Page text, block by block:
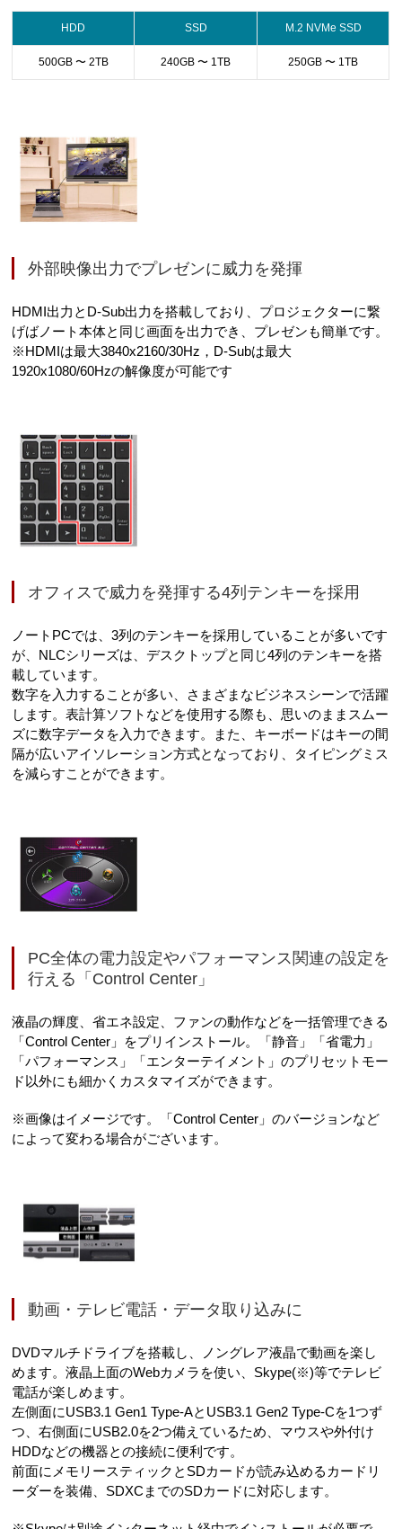
HDD SSD M.2 NVMe SSD
500GB 〜 2TB 240GB 〜 1TB 250GB 〜 1TB
外部映像出力でプレゼンに威力を発揮
HDMI出力とD-Sub出力を搭載しており、プロジェクターに繋
げばノート本体と同じ画面を出力でき、プレゼンも簡単です。
※HDMIは最大3840x2160/30Hz，D-Subは最大
1920x1080/60Hzの解像度が可能です
オフィスで威力を発揮する4列テンキーを採用
ノートPCでは、3列のテンキーを採用していることが多いです
が、NLCシリーズは、デスクトップと同じ4列のテンキーを搭
載しています。
数字を入力することが多い、さまざまなビジネスシーンで活躍
します。表計算ソフトなどを使用する際も、思いのままスムー
ズに数字データを入力できます。また、キーボードはキーの間
隔が広いアイソレーション方式となっており、タイピングミス
を減らすことができます。
PC全体の電力設定やパフォーマンス関連の設定を
行える「Control Center」
液晶の輝度、省エネ設定、ファンの動作などを一括管理できる
「Control Center」をプリインストール。「静音」「省電力」
「パフォーマンス」「エンターテイメント」のプリセットモー
ド以外にも細かくカスタマイズができます。
※画像はイメージです。「Control Center」のバージョンなど
によって変わる場合がございます。
動画・テレビ電話・データ取り込みに
DVDマルチドライブを搭載し、ノングレア液晶で動画を楽し
めます。液晶上面のWebカメラを使い、Skype(※)等でテレビ
電話が楽しめます。
左側面にUSB3.1 Gen1 Type-AとUSB3.1 Gen2 Type-Cを1つず
つ、右側面にUSB2.0を2つ備えているため、マウスや外付け
HDDなどの機器との接続に便利です。
前面にメモリースティックとSDカードが読み込めるカードリ
ーダーを装備、SDXCまでのSDカードに対応します。